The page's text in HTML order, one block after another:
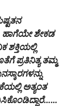
ಹಾಗೆಯೇ ಶೇಕಡ
ಶಕ್ತಿಯಲ್ಲಿ
ಪ್ರತಿನಿತ್ಯ ತಮ್ಮ
ಅತ್ಯಂತ